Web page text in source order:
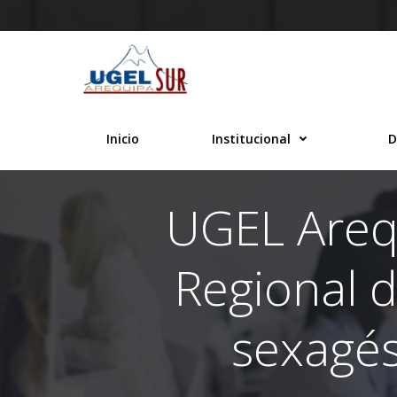
al
Inicio Institucional
UGEL
Regional